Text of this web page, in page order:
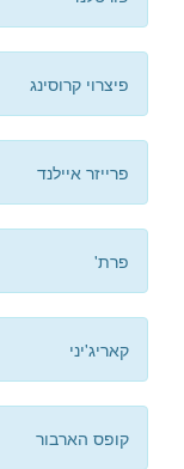
פיצרוי קרוסינג
פרייזר איילנד
פרת'
קאריג'יני
קופס הארבור